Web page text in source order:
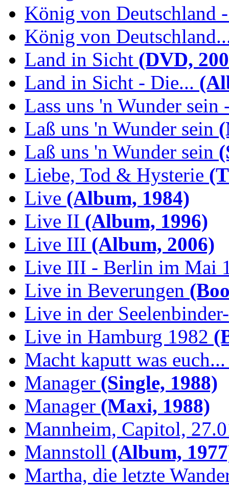
König von Deutschland
König von
Land in Sicht (DVD,
Land in Sicht - Die...
Lass uns 'n Wunder sein
Laß uns 'n Wunder sein
Laß uns 'n Wunder sein
Liebe, Tod & Hysterie
Live (Album, 1984)
Live II (Album, 1996)
Live III (Album, 2006)
Live III - Berlin im Mai
Live in Beverungen
Live in der
Live in Hamburg 1982
Macht kaputt was euch...
Manager (Single, 1988)
Manager (Maxi, 1988)
Mannheim, Capitol,
Mannstoll (Album,
Martha, die letzte